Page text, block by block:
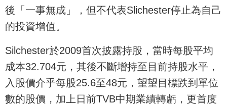
後「一事無成」，但不代表Slichester停止為自己
的投資增值。
Silchester於2009首次披露持股，當時每股平均
成本32.704元，其後不斷增持至目前持股水平，
入股價介乎每股25.6至48元，望望目標跌到單位
數的股價，加上日前TVB中期業績轉虧，更首度